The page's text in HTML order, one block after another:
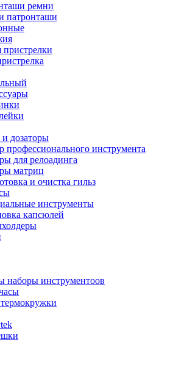
ремни
патронташи
пристрелки
дозаторы
профессионального инструмента
для релоадинга
матриц
и очистка гильз
инструменты
капсюлей
наборы инструментоов